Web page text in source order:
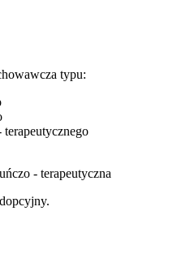
typu:
terapeutycznego
- terapeutyczna